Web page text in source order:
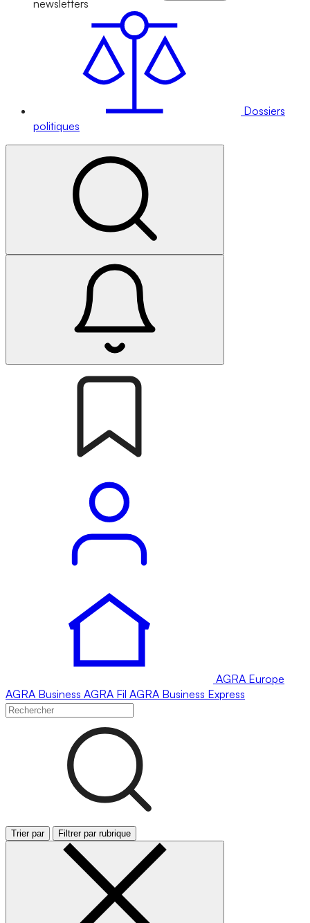
newsletters
Dossiers
politiques
AGRA Europe
AGRA Business AGRA Fil AGRA Business Express
Trier par Filtrer par rubrique